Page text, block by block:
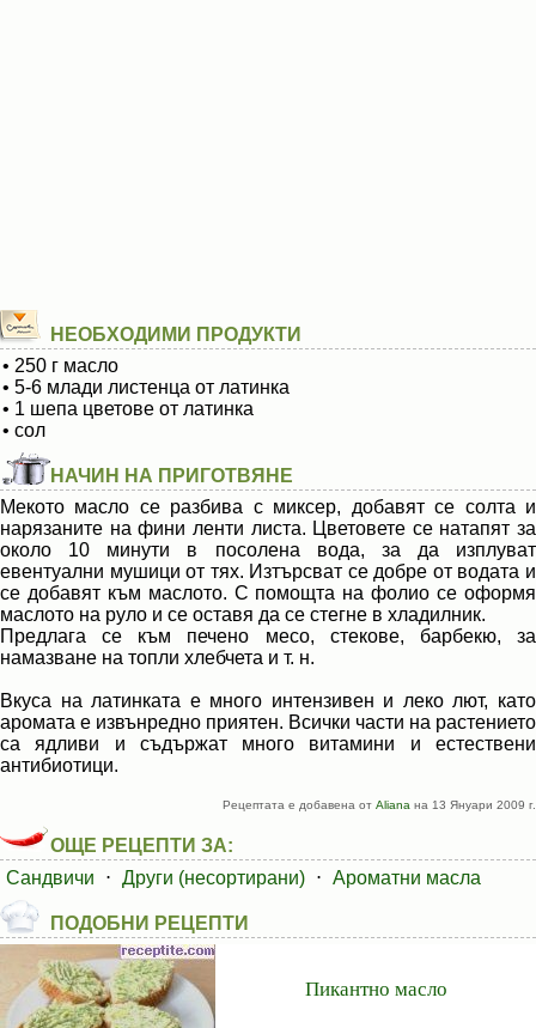
НЕОБХОДИМИ ПРОДУКТИ
• 250 г масло
• 5-6 млади листенца от латинка
• 1 шепа цветове от латинка
• сол
НАЧИН НА ПРИГОТВЯНЕ
Мекото масло се разбива с миксер, добавят се солта и
нарязаните на фини ленти листа. Цветовете се натапят за
около 10 минути в посолена вода, за да изплуват
евентуални мушици от тях. Изтърсват се добре от водата и
се добавят към маслото. С помощта на фолио се оформя
маслото на руло и се оставя да се стегне в хладилник.
Предлага се към печено месо, стекове, барбекю, за
намазване на топли хлебчета и т. н.
Вкуса на латинката е много интензивен и леко лют, като
аромата е извънредно приятен. Всички части на растението
са ядливи и съдържат много витамини и естествени
антибиотици.
Рецептата е добавена от Aliana на 13 Януари 2009 г.
ОЩЕ РЕЦЕПТИ ЗА:
Сандвичи
⋅ Други (несортирани) ⋅ Ароматни масла
ПОДОБНИ РЕЦЕПТИ
Пикантно масло